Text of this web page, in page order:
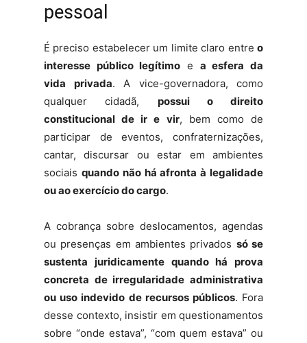
pessoal
É preciso estabelecer um limite claro entre o
interesse público legítimo e a esfera da
vida privada. A vice-governadora, como
qualquer cidadã, possui o direito
constitucional de ir e vir, bem como de
participar de eventos, confraternizações,
cantar, discursar ou estar em ambientes
sociais quando não há afronta à legalidade
ou ao exercício do cargo.
A cobrança sobre deslocamentos, agendas
ou presenças em ambientes privados só se
sustenta juridicamente quando há prova
concreta de irregularidade administrativa
ou uso indevido de recursos públicos. Fora
desse contexto, insistir em questionamentos
sobre “onde estava”, “com quem estava” ou